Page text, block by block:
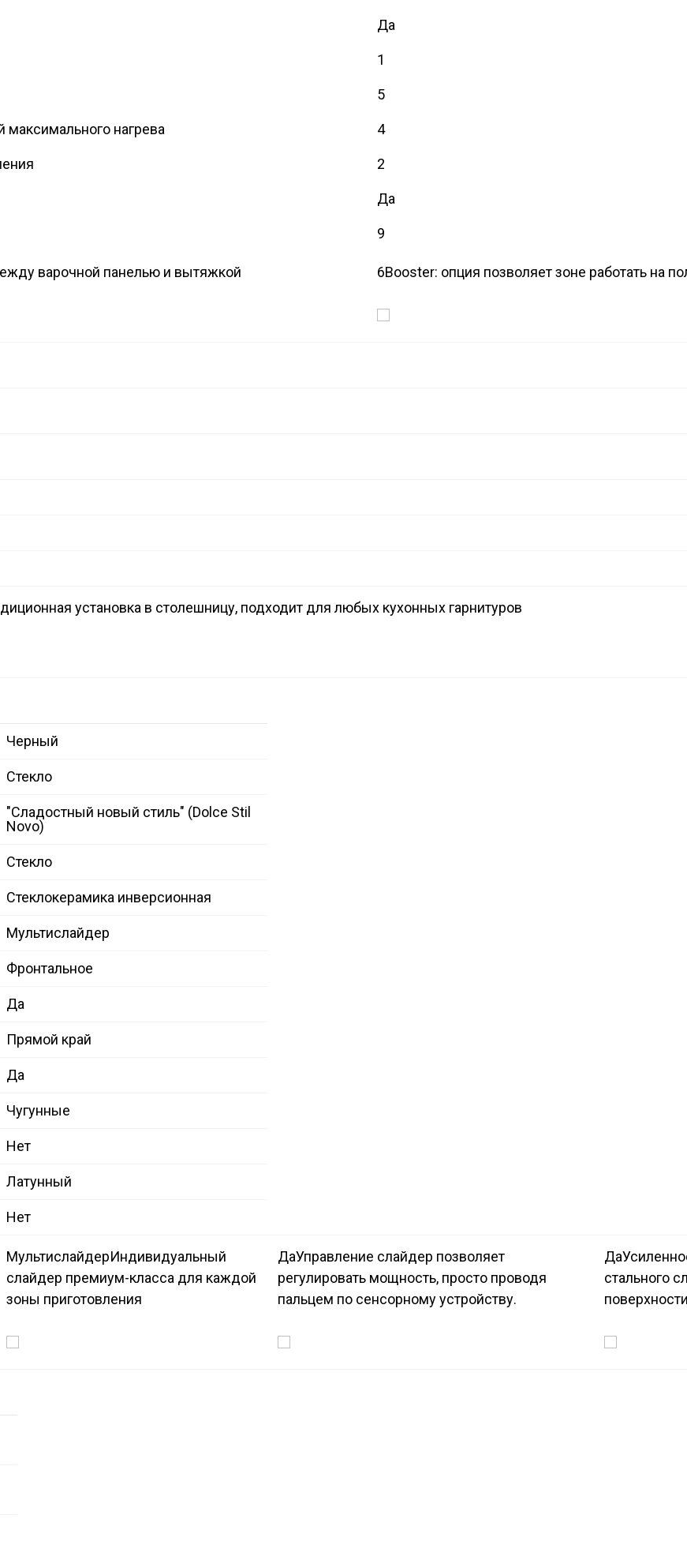
Да
1
5
максимального нагрева 4
2
Да
9
варочной панелью и вытяжкой 6Booster: опция позволяет зоне работать на
установка в столешницу, подходит для любых кухонных гарнитуров
Черный
Стекло
"Сладостный новый стиль" (Dolce Stil
Novo)
Стекло
Стеклокерамика инверсионная
Мультислайдер
Фронтальное
Да
Прямой край
Да
Чугунные
Нет
Латунный
Нет
МультислайдерИндивидуальный
слайдер премиум-класса для каждой
зоны приготовления
ДаУправление слайдер позволяет
регулировать мощность, просто проводя
пальцем по сенсорному устройству.
Да
стального